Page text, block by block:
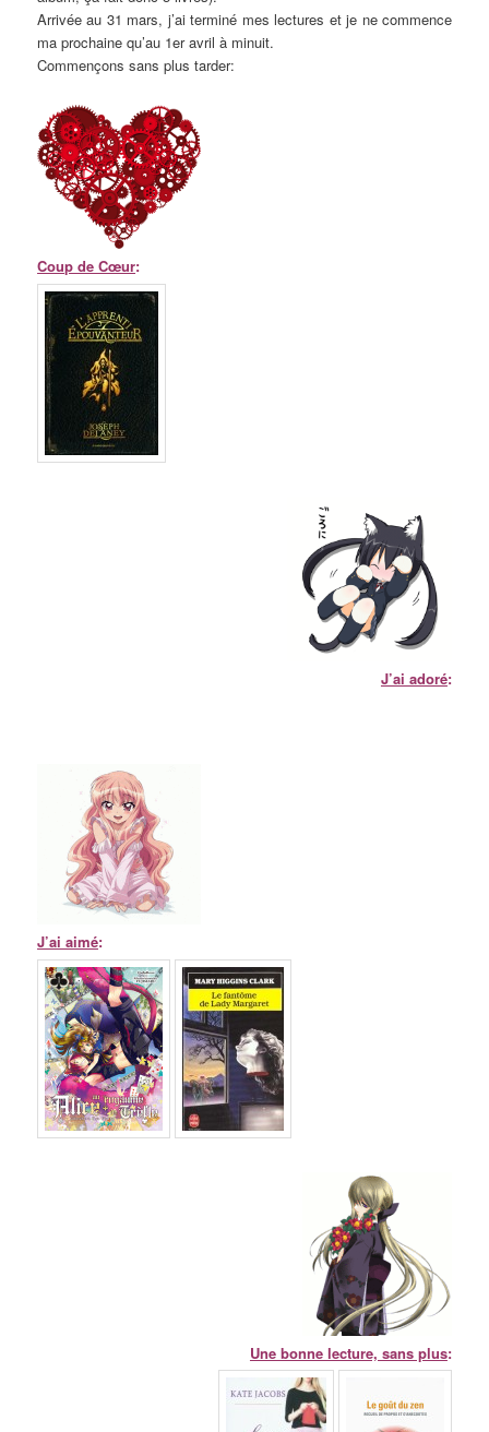
Arrivée au 31 mars, j’ai terminé mes lectures et je ne commence
ma prochaine qu’au 1er avril à minuit.
Commençons sans plus tarder:
Coup de Cœur:
J’ai adoré:
J’ai aimé:
Une bonne lecture, sans plus: